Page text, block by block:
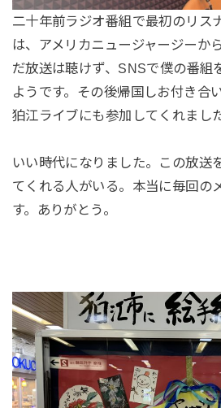
二十年前ラジオ番組で最初のリス
は、アメリカニュージャージーか
だ放送は聴けず、SNSで僕の番組
ようです。その後帰国しお付き合
狛江ライブにも参加してくれました
いい時代になりました。この放送
てくれる人がいる。本当に毎回の
す。ありがとう。